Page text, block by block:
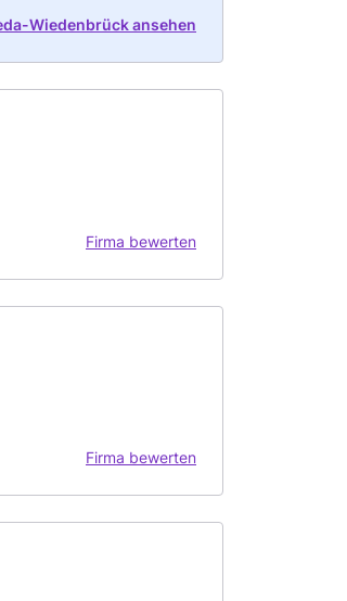
Wiedenbrück ansehen
Firma bewerten
Firma bewerten